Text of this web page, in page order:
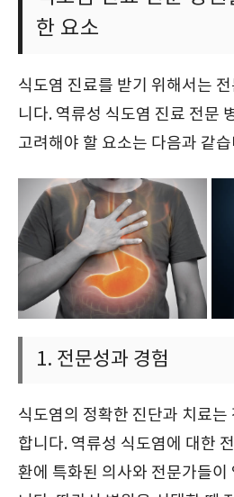
한 요소
식도염 진료를 받기 위해서는
니다. 역류성 식도염 진료 전문
고려해야 할 요소는 다음과 같
1. 전문성과 경험
식도염의 정확한 진단과 치료는
합니다. 역류성 식도염에 대한
환에 특화된 의사와 전문가들이